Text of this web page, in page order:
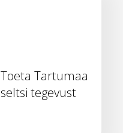
Toeta Tartumaa
seltsi tegevust